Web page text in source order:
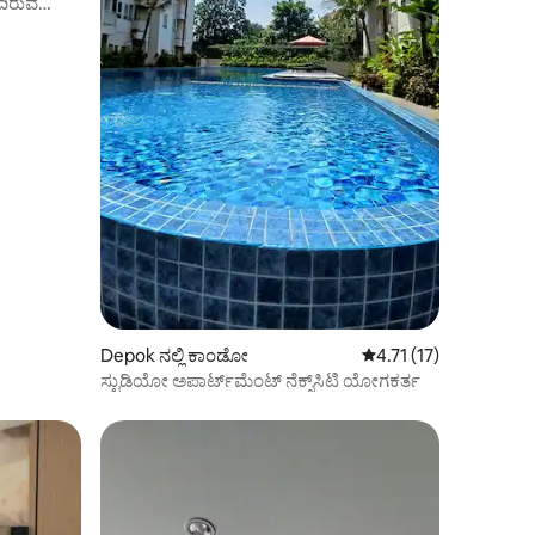
Depok ನಲ್ಲಿ ಕಾಂಡೋ 5 ರಲ್ಲಿ 4.71 ಸರಾಸರಿ
4.71 (17)
ಸ್ಟುಡಿಯೋ ಅಪಾರ್ಟ್‌ಮೆಂಟ್ ನೆಕ್ಸ್‌ಸಿಟಿ ಯೋಗಕರ್ತ